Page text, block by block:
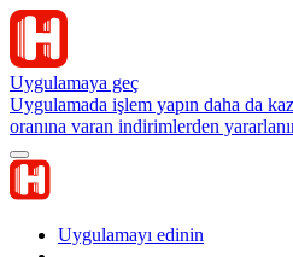
Uygulamaya geç
Uygulamada işlem yapın daha da
oranına varan indirimlerden
Uygulamayı edinin